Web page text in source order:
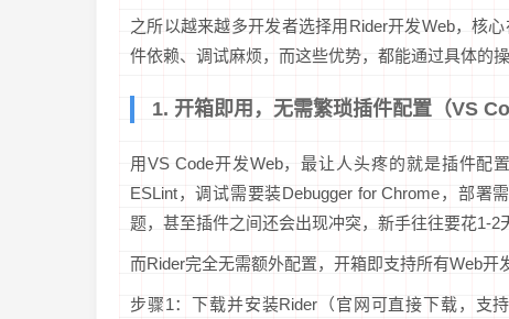
之所以越来越多开发者选择用Rider开发Web，核
件依赖、调试麻烦，而这些优势，都能通过具体的
1. 开箱即用，无需繁琐插件配置（VS
用VS Code开发Web，最让人头疼的就是插件配
ESLint，调试需要装Debugger for Chrome，部
题，甚至插件之间还会出现冲突，新手往往要花1-2
而Rider完全无需额外配置，开箱即支持所有Web开
步骤1：下载并安装Rider（官网可直接下载，支